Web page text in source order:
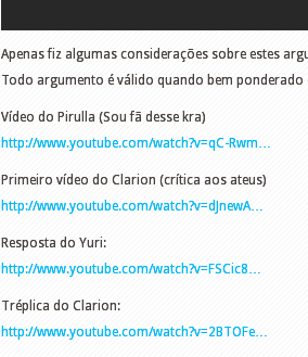
Apenas fiz algumas considerações sobre estes
Todo argumento é válido quando bem
Vídeo do Pirulla (Sou fã desse kra)
http://www.youtube.com/watch?v=qC-Rwm…
Primeiro vídeo do Clarion (crítica aos ateus)
http://www.youtube.com/watch?v=dJnewA…
Resposta do Yuri:
http://www.youtube.com/watch?v=FSCic8…
Tréplica do Clarion:
http://www.youtube.com/watch?v=2BTOFe…